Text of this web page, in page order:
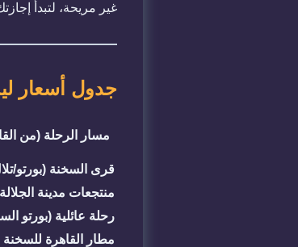
غير مريحة، لتبدأ
جدول أسعار ليموزين
مسار الرحلة (من
قرى السخنة (بورتو/
منتجعات مدينة الجلالة
رحلة عائلية (بورتو
مطار القاهرة للسخنة